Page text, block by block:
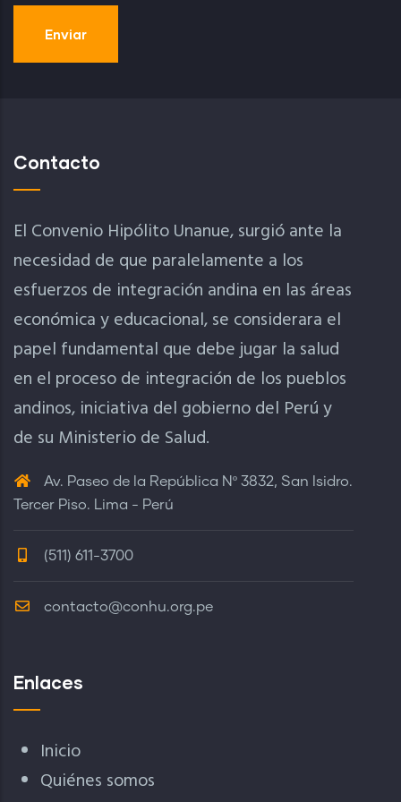
Contacto
El Convenio Hipólito Unanue, surgió ante la
necesidad de que paralelamente a los
esfuerzos de integración andina en las áreas
económica y educacional, se considerara el
papel fundamental que debe jugar la salud
en el proceso de integración de los pueblos
andinos, iniciativa del gobierno del Perú y
de su Ministerio de Salud.
Av. Paseo de la República Nº 3832, San Isidro.
Tercer Piso. Lima - Perú
(511) 611-3700
contacto@conhu.org.pe
Enlaces
Inicio
Quiénes somos